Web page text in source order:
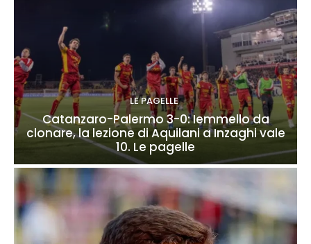
LE PAGELLE
Catanzaro-Palermo 3-0: Iemmello da
clonare, la lezione di Aquilani a Inzaghi vale
10. Le pagelle